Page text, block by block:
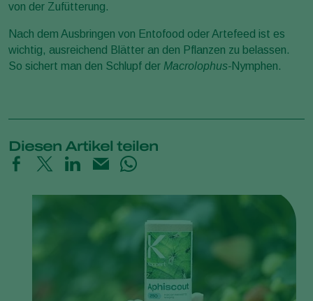
von der Zufütterung.
Nach dem Ausbringen von Entofood oder Artefeed ist es
wichtig, ausreichend Blätter an den Pflanzen zu belassen.
So sichert man den Schlupf der Macrolophus-Nymphen.
Diesen Artikel teilen